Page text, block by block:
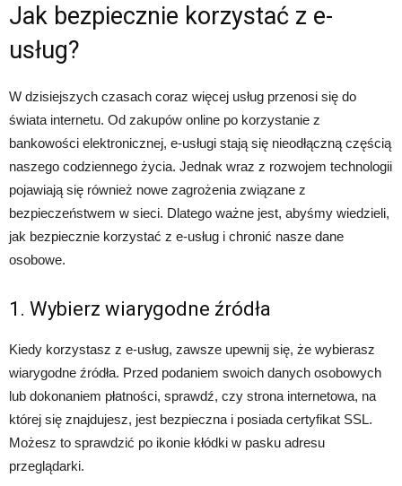
Jak bezpiecznie korzystać z e-
usług?
W dzisiejszych czasach coraz więcej usług przenosi się do
świata internetu. Od zakupów online po korzystanie z
bankowości elektronicznej, e-usługi stają się nieodłączną częścią
naszego codziennego życia. Jednak wraz z rozwojem technologii
pojawiają się również nowe zagrożenia związane z
bezpieczeństwem w sieci. Dlatego ważne jest, abyśmy wiedzieli,
jak bezpiecznie korzystać z e-usług i chronić nasze dane
osobowe.
1. Wybierz wiarygodne źródła
Kiedy korzystasz z e-usług, zawsze upewnij się, że wybierasz
wiarygodne źródła. Przed podaniem swoich danych osobowych
lub dokonaniem płatności, sprawdź, czy strona internetowa, na
której się znajdujesz, jest bezpieczna i posiada certyfikat SSL.
Możesz to sprawdzić po ikonie kłódki w pasku adresu
przeglądarki.